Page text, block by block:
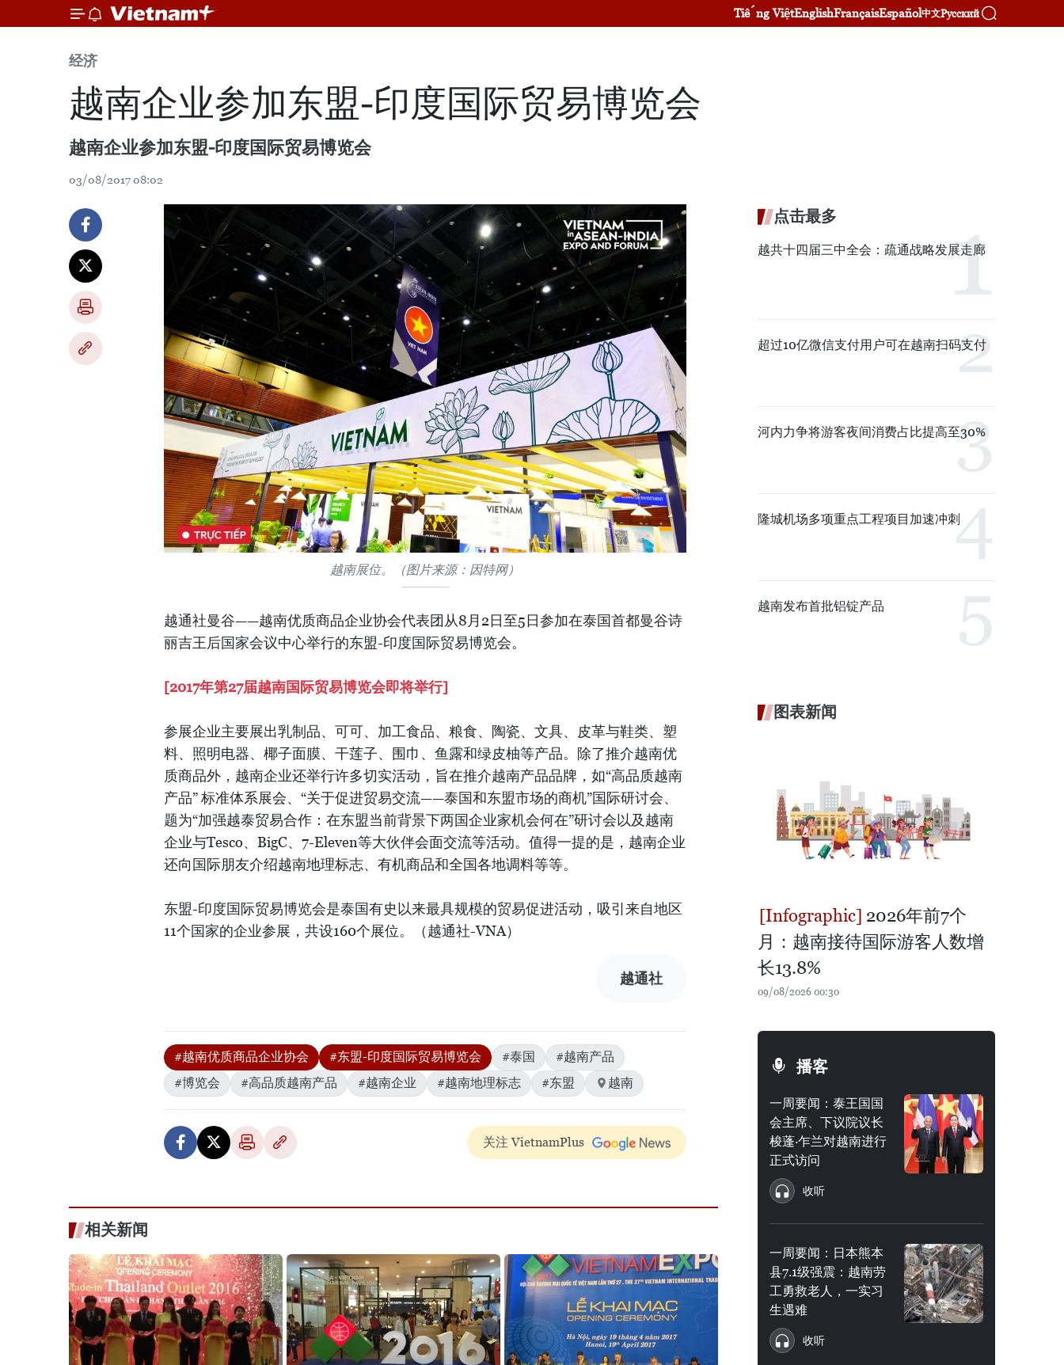
Tiếng ViệtEnglishFrançaisEspañol中文Русский
经济
越南企业参加东盟-印度国际贸易博览会
越南企业参加东盟-印度国际贸易博览会
03/08/2017 08:02
越南展位。（图片来源：因特网）
越通社曼谷——越南优质商品企业协会代表团从8月2日至5日参加在泰国首都曼谷诗
丽吉王后国家会议中心举行的东盟-印度国际贸易博览会。
[2017年第27届越南国际贸易博览会即将举行]
参展企业主要展出乳制品、可可、加工食品、粮食、陶瓷、文具、皮革与鞋类、塑
料、照明电器、椰子面膜、干莲子、围巾、鱼露和绿皮柚等产品。除了推介越南优
质商品外，越南企业还举行许多切实活动，旨在推介越南产品品牌，如“高品质越南
产品” 标准体系展会、“关于促进贸易交流——泰国和东盟市场的商机”国际研讨会、
题为“加强越泰贸易合作：在东盟当前背景下两国企业家机会何在”研讨会以及越南
企业与Tesco、BigC、7-Eleven等大伙伴会面交流等活动。值得一提的是，越南企业
还向国际朋友介绍越南地理标志、有机商品和全国各地调料等等。
东盟-印度国际贸易博览会是泰国有史以来最具规模的贸易促进活动，吸引来自地区
11个国家的企业参展，共设160个展位。（越通社-VNA）
越通社
#越南优质商品企业协会 #东盟-印度国际贸易博览会 #泰国
#越南产品
#博览会
#高品质越南产品 #越南企业 #越南地理标志 #东盟 越南
关注 VietnamPlus
相关新闻
点击最多
越共十四届三中全会：疏通战略发展走廊
超过10亿微信支付用户可在越南扫码支付
河内力争将游客夜间消费占比提高至30%
隆城机场多项重点工程项目加速冲刺
越南发布首批铝锭产品
图表新闻
2026年前7个
月：越南接待国际游客人数增
长13.8%
09/08/2026 00:30
播客
一周要闻：泰王国国
会主席、下议院议长
梭蓬·乍兰对越南进行
正式访问
收听
一周要闻：日本熊本
县7.1级强震：越南劳
工勇救老人，一实习
生遇难
收听